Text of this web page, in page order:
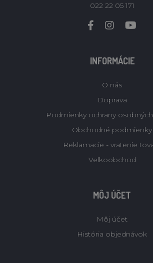
022 22 05 171
INFORMÁCIE
O nás
Doprava
Podmienky ochrany
Obchodné podmienky
Reklamacie - vratenie
Velkoobchod
MÔJ ÚČET
Môj účet
História objednávok